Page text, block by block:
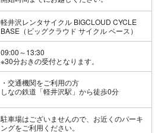
軽井沢レンタサイクル BIGCLOUD CYCLE
BASE（ビッグクラウド サイクル ベース）
09:00～13:30
※30分おきの受付となります。
交通機関をご利用の方
しなの鉄道「軽井沢駅」から徒歩0分
駐車場はございませんので、お近くのパーキ
ングをご利用ください。